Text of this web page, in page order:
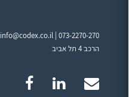
info@codex.co.il |073-2270-270
הרכב 4 תל אביב